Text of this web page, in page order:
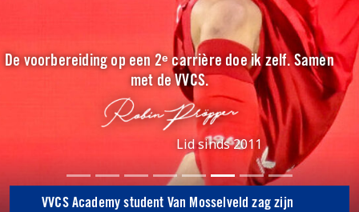
De voorbereiding op een 2ᵉ carrière doe ik zelf. Samen
met de VVCS.
Lid sinds 2011
VVCS Academy student Van Mosselveld zag zijn